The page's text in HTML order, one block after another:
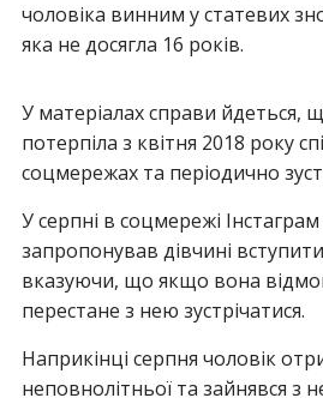
чоловіка винним у статевих
яка не досягла 16 років.
У матеріалах справи йдеться,
потерпіла з квітня 2018 року
соцмережах та періодично
У серпні в соцмережі
запропонував дівчині
вказуючи, що якщо вона
перестане з нею зустрічатися.
Наприкінці серпня чоловік
неповнолітньої та зайнявся з